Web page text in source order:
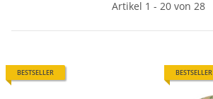
Artikel 1 - 20 von 28
BESTSELLER BESTSELLER